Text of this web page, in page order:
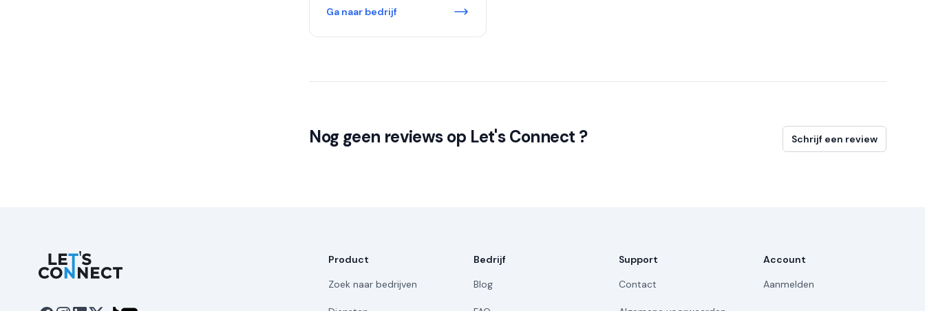
Ga naar bedrijf
Nog geen reviews op Let's Connect ? Schrijf een review
Let's Connect
Product
Zoek naar bedrijven
Bedrijf
Blog
Support
Contact
Account
Aanmelden